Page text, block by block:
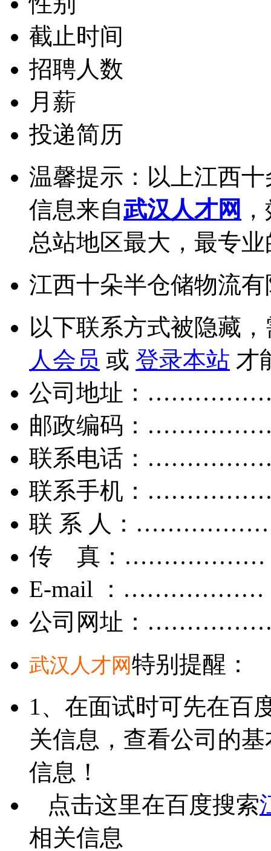
截止时间
招聘人数
月薪
投递简历
温馨提示：以上江西
信息来自武汉人才网
总站地区最大，最专业
江西十朵半仓储物流
以下联系方式被隐藏
人会员 或 登录本站 才
公司地址：
邮政编码：
联系电话：
联系手机：
联 系 人：
传 真：………………
E-mail ：………………
公司网址：
武汉人才网特别提醒：
1、在面试时可先在百
关信息，查看公司的
信息！
点击这里在百度搜索
相关信息